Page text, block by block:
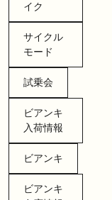
イク
サイクル
モード
試乗会
ビアンキ
入荷情報
ビアンキ
ビアンキ